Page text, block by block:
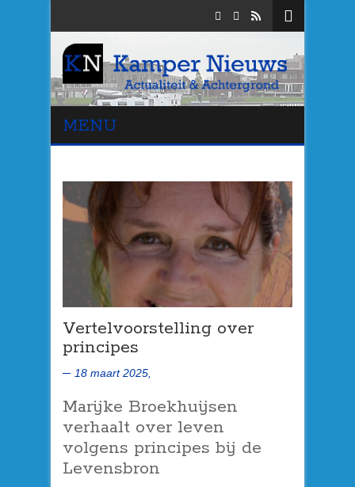
MENU
Vertelvoorstelling over
principes
18 maart 2025,
Marijke Broekhuijsen
verhaalt over leven
volgens principes bij de
Levensbron